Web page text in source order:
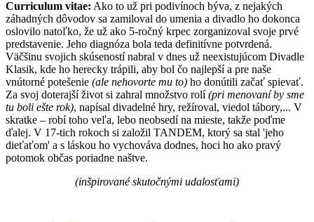
Curriculum vitae: Ako to už pri podivínoch býva, z nejakých
záhadných dôvodov sa zamiloval do umenia a divadlo ho dokonca
oslovilo natoľko, že už ako 5-ročný krpec zorganizoval svoje prvé
predstavenie. Jeho diagnóza bola teda definitívne potvrdená.
Väčšinu svojich skúseností nabral v dnes už neexistujúcom Divadle
Klasik, kde ho herecky trápili, aby bol čo najlepší a pre naše
vnútorné potešenie (ale nehovorte mu to) ho donútili začať spievať.
Za svoj doterajší život si zahral množstvo rolí(pri menovaní by sme
tu boli ešte rok), napísal divadelné hry, režíroval, viedol tábory,... V
skratke – robí toho veľa, lebo neobsedí na mieste, takže poďme
ďalej. V 17-tich rokoch si založil TANDEM, ktorý sa stal 'jeho
dieťaťom' a s láskou ho vychováva dodnes, hoci ho ako pravý
potomok občas poriadne naštve.
(inšpirované skutočnými udalosťami)